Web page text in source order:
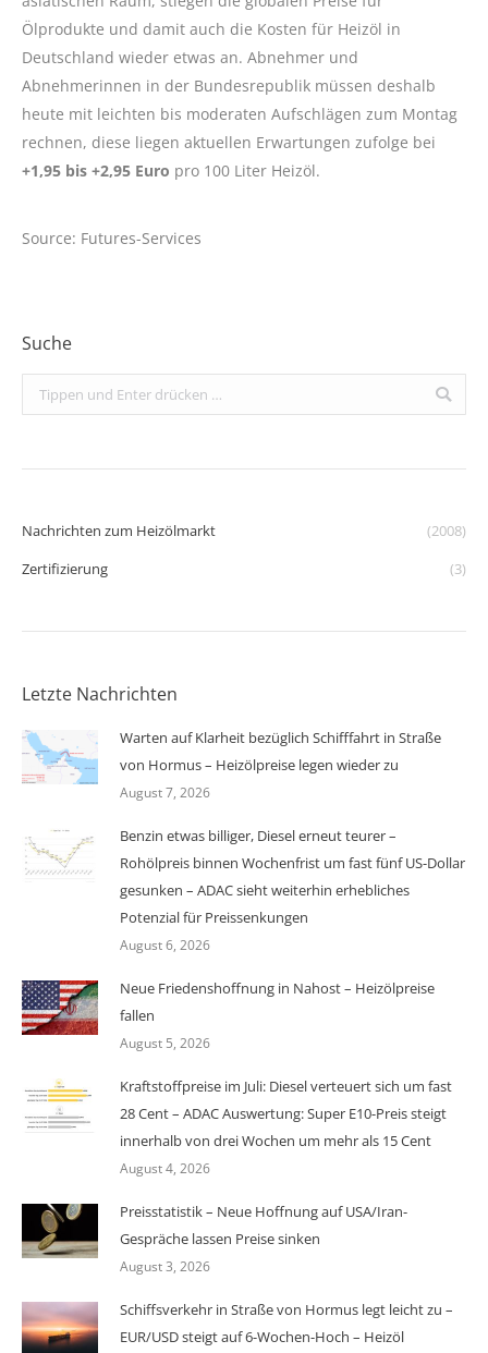
Ölprodukte und damit auch die Kosten für Heizöl in
Deutschland wieder etwas an. Abnehmer und
Abnehmerinnen in der Bundesrepublik müssen deshalb
heute mit leichten bis moderaten Aufschlägen zum Montag
rechnen, diese liegen aktuellen Erwartungen zufolge bei
+1,95 bis +2,95 Euro pro 100 Liter Heizöl.
Source: Futures-Services
Suche
Search:
Nachrichten zum Heizölmarkt
(2008)
Zertifizierung
(3)
Letzte Nachrichten
Warten auf Klarheit bezüglich Schifffahrt in Straße
von Hormus – Heizölpreise legen wieder zu
August 7, 2026
Benzin etwas billiger, Diesel erneut teurer –
Rohölpreis binnen Wochenfrist um fast fünf US-Dollar
gesunken – ADAC sieht weiterhin erhebliches
Potenzial für Preissenkungen
August 6, 2026
Neue Friedenshoffnung in Nahost – Heizölpreise
fallen
August 5, 2026
Kraftstoffpreise im Juli: Diesel verteuert sich um fast
28 Cent – ADAC Auswertung: Super E10-Preis steigt
innerhalb von drei Wochen um mehr als 15 Cent
August 4, 2026
Preisstatistik – Neue Hoffnung auf USA/Iran-
Gespräche lassen Preise sinken
August 3, 2026
Schiffsverkehr in Straße von Hormus legt leicht zu –
EUR/USD steigt auf 6-Wochen-Hoch – Heizöl